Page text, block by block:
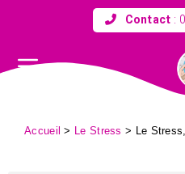
Contact :
Accueil > Le Stress > Le